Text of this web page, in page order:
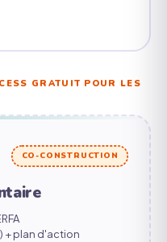
GRATUIT POUR LES
CO-CONSTRUCTION
+ plan d'action